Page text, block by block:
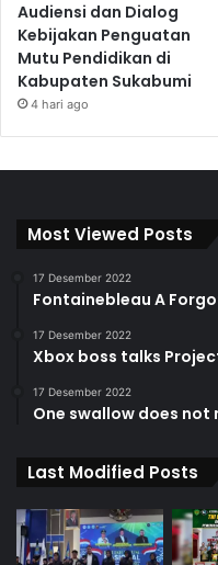
Audiensi dan Dialog
Kebijakan Penguatan
Mutu Pendidikan di
Kabupaten Sukabumi
4 hari ago
Most Viewed Posts
17 Desember 2022
Fontainebleau A
17 Desember 2022
Xbox boss talks
17 Desember 2022
One swallow does not
Last Modified Posts